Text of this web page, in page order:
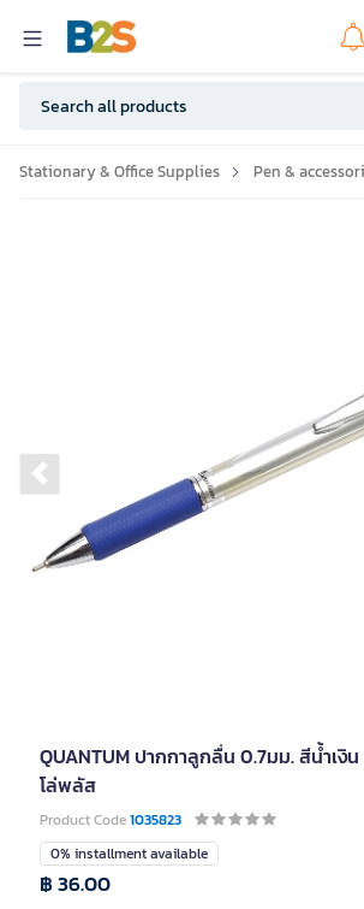
Stationary & Office Supplies Pen &
Previous slide
QUANTUM ปากกาลูกลื่น 0.7มม. สีน้ำเงิ
โล่พลัส
Product Code1035823
0% installment available
฿ 36.00